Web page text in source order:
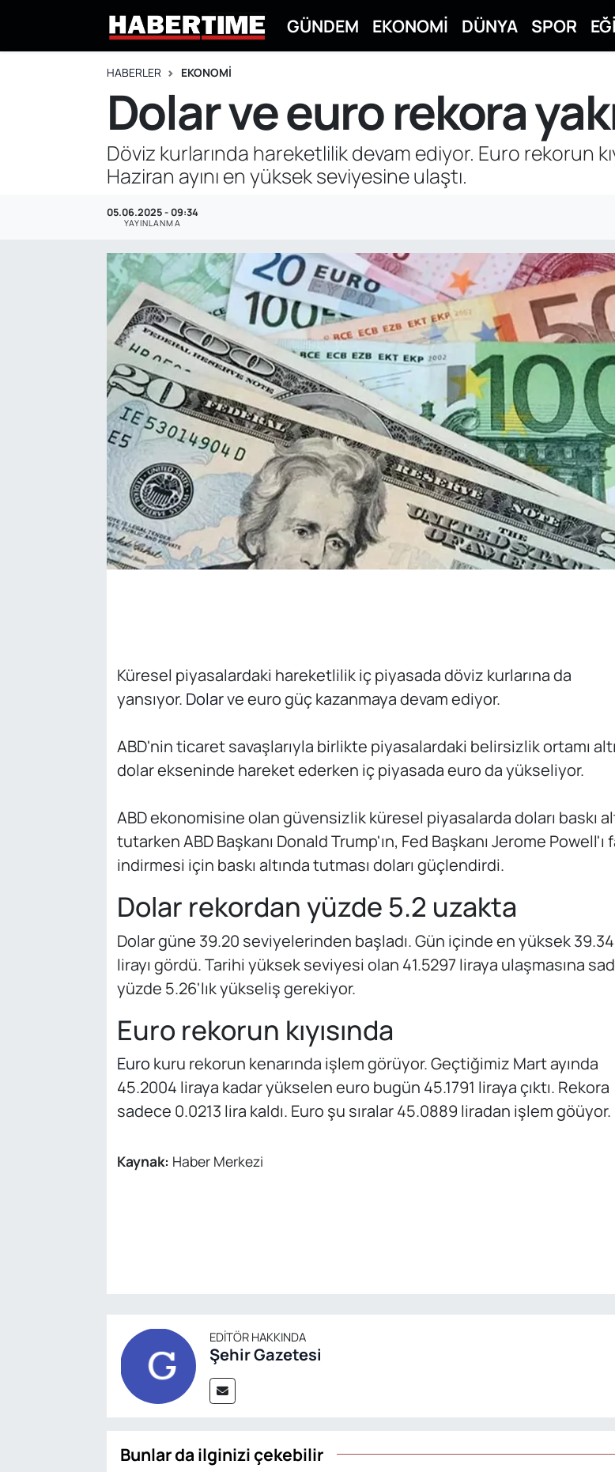
GÜNDEM EKONOMİ DÜNYA SPOR
HABERLER EKONOMİ
Dolar ve euro rekora
Döviz kurlarında hareketlilik devam ediyor. Euro rekorun
Haziran ayını en yüksek seviyesine ulaştı.
05.06.2025 - 09:34
YAYINLANMA
Küresel piyasalardaki hareketlilik iç piyasada döviz kurlarına da
yansıyor. Dolarve euro güç kazanmaya devam ediyor.
ABD'nin ticaret savaşlarıyla birlikte piyasalardaki belirsizlik ortamı
dolar ekseninde hareket ederken iç piyasada euro da yükseliyor.
ABD ekonomisine olan güvensizlik küresel piyasalarda doları baskı
tutarken ABD Başkanı Donald Trump'ın, Fed Başkanı Jerome Powell'ı
indirmesi için baskı altında tutması doları güçlendirdi.
Dolar rekordan yüzde 5.2 uzakta
Dolar güne 39.20 seviyelerinden başladı. Gün içinde en yüksek
lirayı gördü. Tarihi yüksek seviyesi olan 41.5297 liraya ulaşmasına
yüzde 5.26'lık yükseliş gerekiyor.
Euro rekorun kıyısında
Euro kuru rekorun kenarında işlem görüyor. Geçtiğimiz Mart ayında
45.2004 liraya kadar yükselen euro bugün 45.1791 liraya çıktı. Rekora
sadece 0.0213 lira kaldı. Euro şu sıralar 45.0889 liradan işlem göüyor.
Kaynak: Haber Merkezi
EDITÖR HAKKINDA
Şehir Gazetesi
Bunlar da ilginizi çekebilir
Eskişehir Hava Durumu
Eskişehir Trafik Yoğunluk Haritası
Süper Lig Puan Durumu ve Fikstür
Tüm Manşetler
Son Dakika Haberleri
Haber Arşivi